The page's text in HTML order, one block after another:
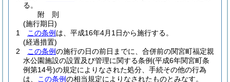
る。
附 則
(施行期日)
1
この条例 は、平成16年4月1日から施行する。
(経過措置)
2
この条例の施行の日の前日までに、合併前の関宮町福定親
水公園施設の設置及び管理に関する条例(平成6年関宮町条
例第14号)の規定によりなされた処分、手続その他の行為
は、
この条例の相当規定によりなされたものとみなす。